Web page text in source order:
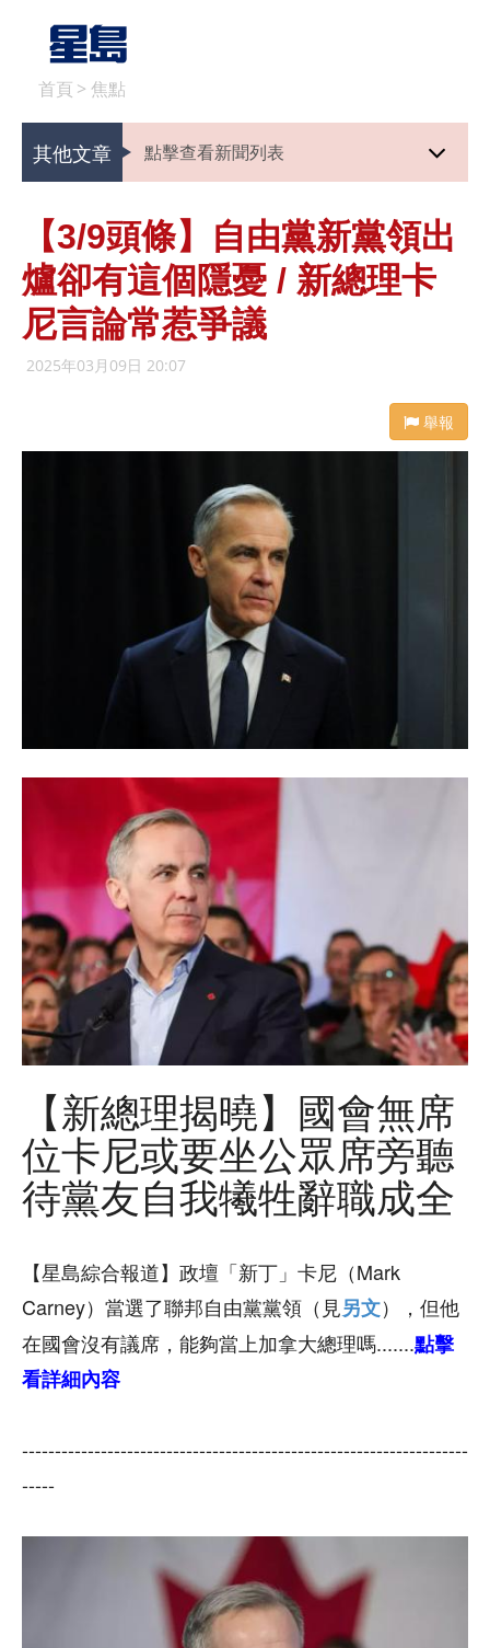
首頁 > 焦點
其他文章 點擊查看新聞列表
【3/9頭條】自由黨新黨領出
爐卻有這個隱憂 / 新總理卡
尼言論常惹爭議
2025年03月09日 20:07
舉報
【新總理揭曉】國會無席
位卡尼或要坐公眾席旁聽
待黨友自我犧牲辭職成全
【星島綜合報道】政壇「新丁」卡尼（Mark
Carney）當選了聯邦自由黨黨領（見另文），但他
在國會沒有議席，能夠當上加拿大總理嗎.......點擊
看詳細內容
--------------------------------------------------------------------
-----